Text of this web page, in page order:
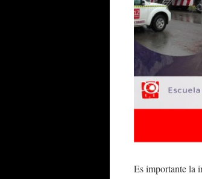
Es importante la